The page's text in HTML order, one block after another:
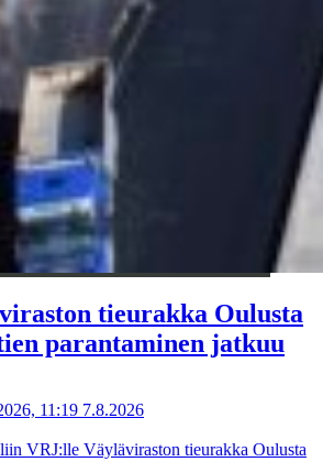
tieurakka Oulusta
parantaminen jatkuu
11:19 7.8.2026
VRJ:lle Väyläviraston tieurakka Oulusta